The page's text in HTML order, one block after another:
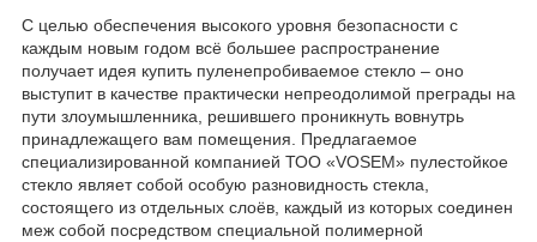
С целью обеспечения высокого уровня безопасности с
каждым новым годом всё большее распространение
получает идея купить пуленепробиваемое стекло – оно
выступит в качестве практически непреодолимой преграды на
пути злоумышленника, решившего проникнуть вовнутрь
принадлежащего вам помещения. Предлагаемое
специализированной компанией ТОО «VOSEM» пулестойкое
стекло являет собой особую разновидность стекла,
состоящего из отдельных слоёв, каждый из которых соединен
меж собой посредством специальной полимерной